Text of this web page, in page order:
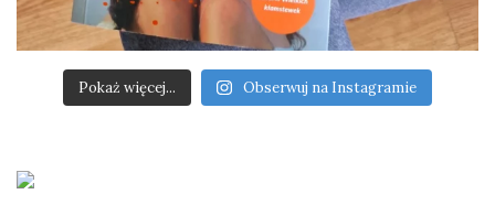
Pokaż więcej... Obserwuj na Instagramie